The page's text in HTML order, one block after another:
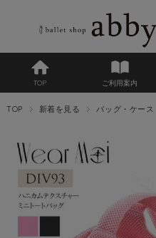
TOP ご利用案内
TOP 新着を見る バッグ・ケース